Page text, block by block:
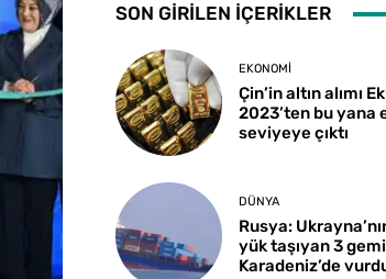
SON GİRİLEN İÇERİKLER
EKONOMI
Çin’in altın alımı
2023’ten bu yana
seviyeye çıktı
DÜNYA
Rusya:
yük taşıyan 3
Karadeniz’de